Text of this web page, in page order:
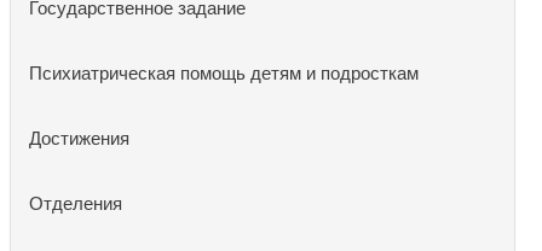
Государственное задание
Психиатрическая помощь детям и подросткам
Достижения
Отделения